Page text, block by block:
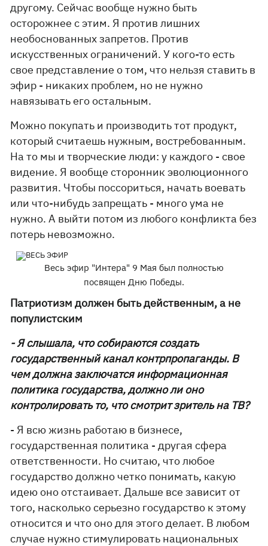
другому. Сейчас вообще нужно быть
осторожнее с этим. Я против лишних
необоснованных запретов. Против
искусственных ограничений. У кого-то есть
свое представление о том, что нельзя ставить в
эфир - никаких проблем, но не нужно
навязывать его остальным.
Можно покупать и производить тот продукт,
который считаешь нужным, востребованным.
На то мы и творческие люди: у каждого - свое
видение. Я вообще сторонник эволюционного
развития. Чтобы поссориться, начать воевать
или что-нибудь запрещать - много ума не
нужно. А выйти потом из любого конфликта без
потерь невозможно.
Весь эфир "Интера" 9 Мая был полностью
посвящен Дню Победы.
Патриотизм должен быть действенным, а не
популистским
- Я слышала, что собираются создать
государственный канал контрпропаганды. В
чем должна заключатся информационная
политика государства, должно ли оно
контролировать то, что смотрит зритель на ТВ?
- Я всю жизнь работаю в бизнесе,
государственная политика - другая сфера
ответственности. Но считаю, что любое
государство должно четко понимать, какую
идею оно отстаивает. Дальше все зависит от
того, насколько серьезно государство к этому
относится и что оно для этого делает. В любом
случае нужно стимулировать национальных